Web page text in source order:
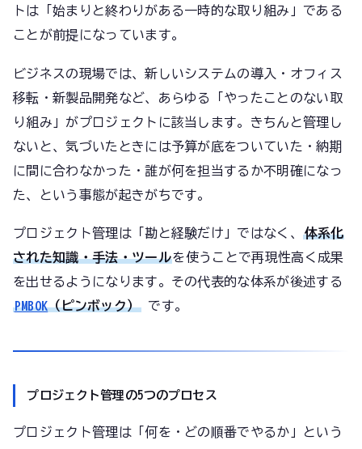
トは「始まりと終わりがある一時的な取り組み」である
ことが前提になっています。
ビジネスの現場では、新しいシステムの導入・オフィス
移転・新製品開発など、あらゆる「やったことのない取
り組み」がプロジェクトに該当します。きちんと管理し
ないと、気づいたときには予算が底をついていた・納期
に間に合わなかった・誰が何を担当するか不明確になっ
た、という事態が起きがちです。
プロジェクト管理は「勘と経験だけ」ではなく、体系化
された知識・手法・ツールを使うことで再現性高く成果
を出せるようになります。その代表的な体系が後述する
PMBOK（ピンボック） です。
プロジェクト管理の5つのプロセス
プロジェクト管理は「何を・どの順番でやるか」という